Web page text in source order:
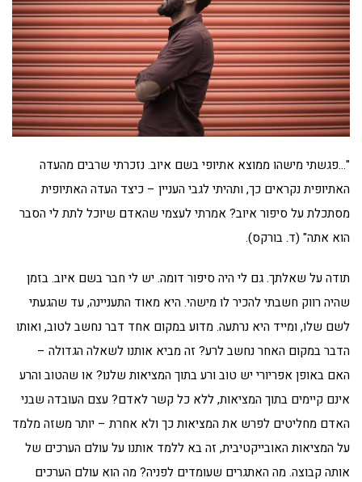
"…פגשתי מישהו ממוצא אתיופי בשם איוב. נזכרתי שרבים מהעדה
האתיופית נקראים כך, ותהיתי לגבי העניין – כיצד העדה האתיופית
מסתכלת על סיפור איוב? אמרתי לעצמי שהאדם שיוכל לתת לי הסבר
הוא אתה" (ד. בורקס).
תודה על שאלתך. גם לי היה סיפור דומה. יש לי חבר בשם איוב. בזמן
שהיה רווק חשבתי להכיר לו מישהי. היא מאוד התעניינה, עד שהגעתי
לשם שלו, ומייד היא נרתעה. מדוע במקום אחד דבר נחשב לטוב, ואותו
הדבר במקום האחר נחשב לרע? זה מביא אותנו לשאלה הגדולה –
האם באופן אפריורי יש טוב ורע בתוך המציאות שלנו? או שהטוב והרע
אינם קיימים בתוך המציאות, ללא כל קשר לאדם? עצם העובדה שבני
האדם מחליטים לפרש את המציאות כך ולא אחרת – יותר משזה מלמד
על המציאות האובייקטיבית, זה בא ללמד אותנו על עולם הערכים של
אותה קבוצה. מה האתגרים שעומדים לפניה? מה הוא עולם הערכים